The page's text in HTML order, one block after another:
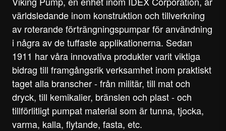
världsledande inom konstruktion och tillverkning
av roterande förträngningspumpar för användning
i några av de tuffaste applikationerna. Sedan
1911 har våra innovativa produkter varit viktiga
bidrag till framgångsrik verksamhet inom praktiskt
taget alla branscher - från militär, till mat och
dryck, till kemikalier, bränslen och plast - och
tillförlitligt pumpat material som är tunna, tjocka,
varma, kalla, flytande, fasta, etc.